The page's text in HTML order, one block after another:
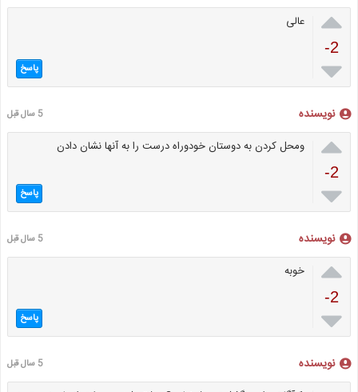

-2

عالی
پاسخ
نویسنده 5 سال قبل

-2

ومحل کردن به دوستان خودوراه درست را به آنها نشان دادن
پاسخ
نویسنده 5 سال قبل

-2

خوبه
پاسخ
نویسنده 5 سال قبل